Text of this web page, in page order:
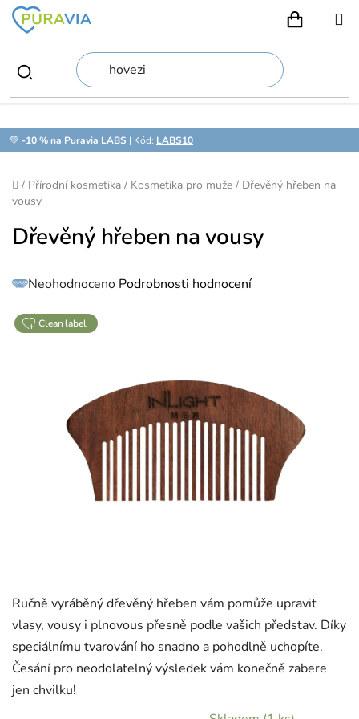
Přejít
obsah
💚 -10 % na Puravia LABS | Kód: LABS10
Domů
/ Přírodní kosmetika / Kosmetika pro muže / Dřevěný hřeben na
vousy
Ručně vyráběný dřevěný hřeben vám pomůže upravit
vlasy, vousy i plnovous přesně podle vašich představ. Díky
speciálnímu tvarování ho snadno a pohodlně uchopíte.
Česání pro neodolatelný výsledek vám konečně zabere
jen chvilku!
Dřevěný hřeben na vousy
Průměrné
hodnocení
0,0
z
5
Neohodnoceno Podrobnosti hodnocení
clean label